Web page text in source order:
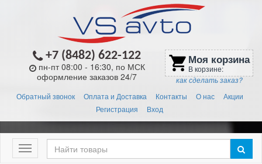
+7 (8482) 622-122
пн-пт 08:00 - 16:30, по МСК
оформление заказов 24/7
shopping_cart Моя корзина
В корзине:
как сделать заказ?
Обратный звонок Оплата и Доставка Контакты О нас
Акции
Регистрация
Вход
Меню